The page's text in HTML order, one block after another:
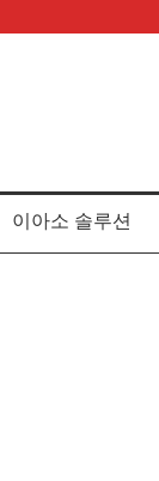
이아소 솔루션